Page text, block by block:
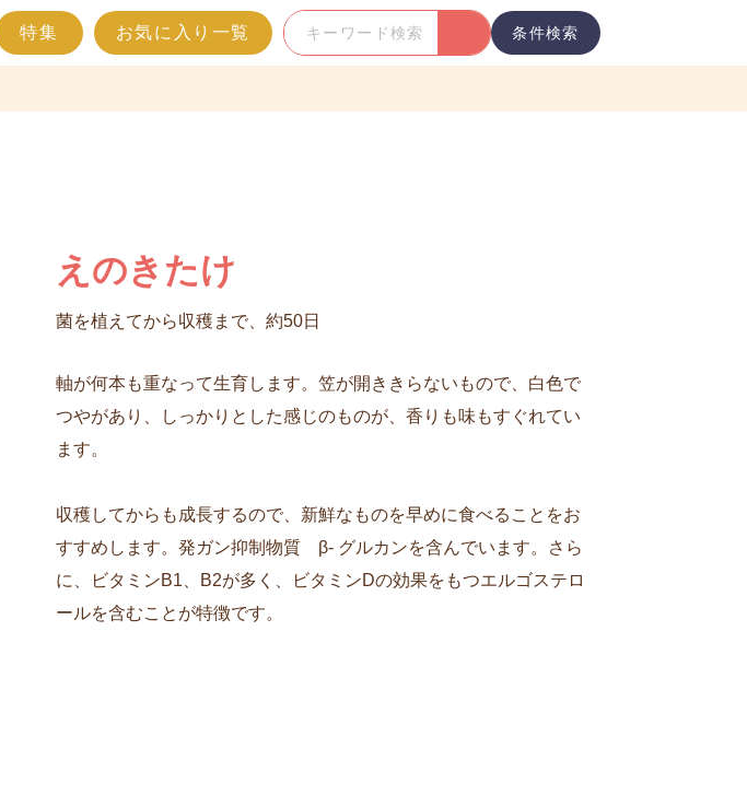
特集 お気に入り一覧
キ
条件検索
えのきたけ
菌を植えてから収穫まで、約50日
軸が何本も重なって生育します。笠が開ききらないもので、白色で
つやがあり、しっかりとした感じのものが、香りも味もすぐれてい
ます。
収穫してからも成長するので、新鮮なものを早めに食べることをお
すすめします。発ガン抑制物質 β- グルカンを含んでいます。さら
に、ビタミンB1、B2が多く、ビタミンDの効果をもつエルゴステロ
ールを含むことが特徴です。